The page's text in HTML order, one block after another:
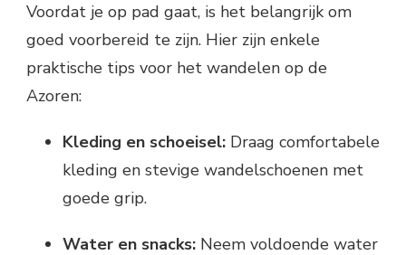
Voordat je op pad gaat, is het belangrijk om
goed voorbereid te zijn. Hier zijn enkele
praktische tips voor het wandelen op de
Azoren:
Kleding en schoeisel: Draag comfortabele
kleding en stevige wandelschoenen met
goede grip.
Water en snacks: Neem voldoende water